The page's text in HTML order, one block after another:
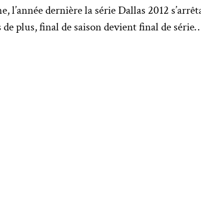
l’année dernière la série Dallas 2012
plus, final de saison devient final de